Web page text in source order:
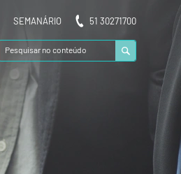
SEMANÁRIO 51 30271700